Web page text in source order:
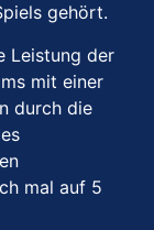
gehört.
Leistung der
mit einer
durch die
mal auf 5